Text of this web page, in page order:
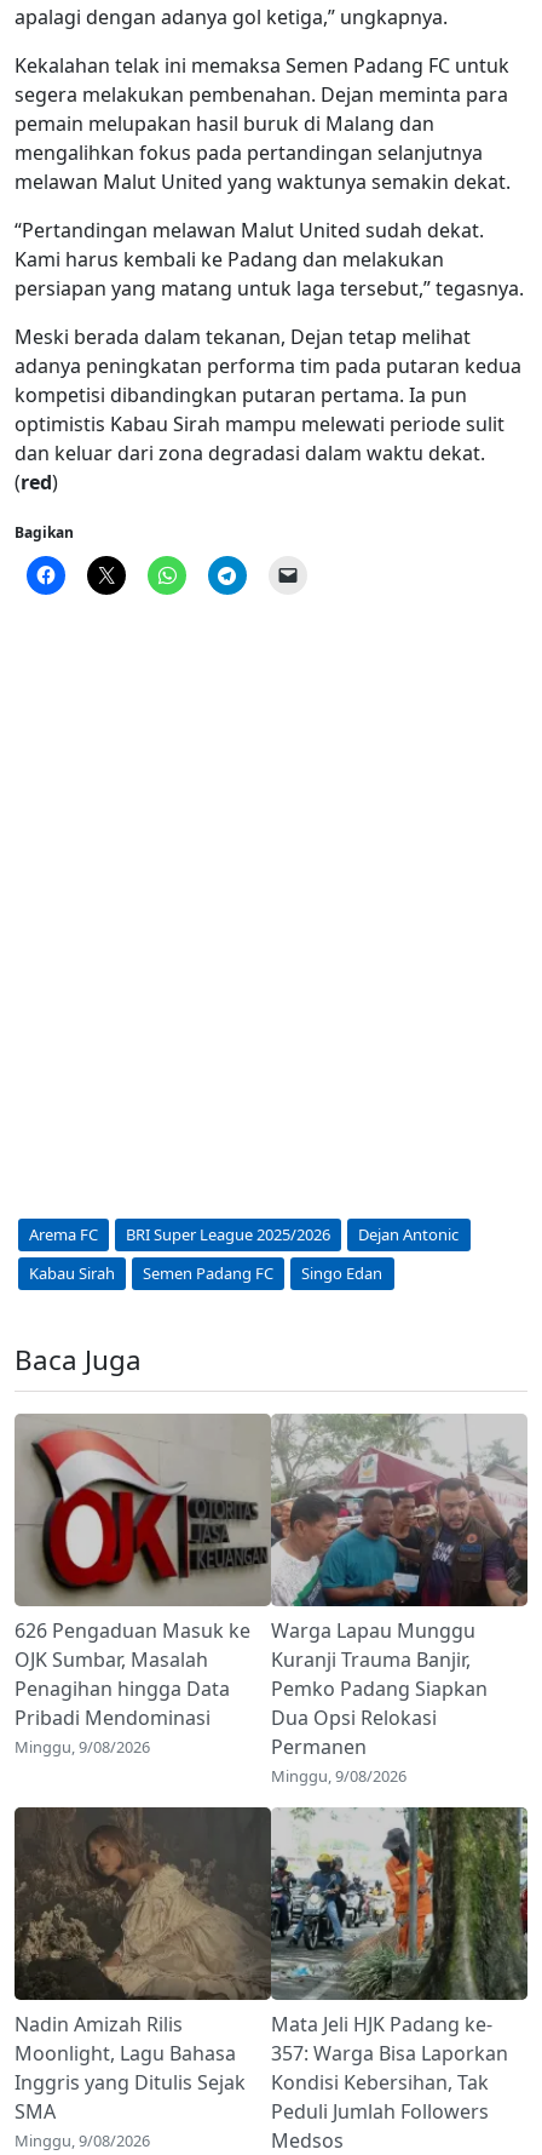
apalagi dengan adanya gol ketiga,” ungkapnya.
Kekalahan telak ini memaksa Semen Padang FC untuk
segera melakukan pembenahan. Dejan meminta para
pemain melupakan hasil buruk di Malang dan
mengalihkan fokus pada pertandingan selanjutnya
melawan Malut United yang waktunya semakin dekat.
“Pertandingan melawan Malut United sudah dekat.
Kami harus kembali ke Padang dan melakukan
persiapan yang matang untuk laga tersebut,” tegasnya.
Meski berada dalam tekanan, Dejan tetap melihat
adanya peningkatan performa tim pada putaran kedua
kompetisi dibandingkan putaran pertama. Ia pun
optimistis Kabau Sirah mampu melewati periode sulit
dan keluar dari zona degradasi dalam waktu dekat.
(red)
Bagikan
Arema FC BRI Super League 2025/2026
Dejan Antonic
Kabau Sirah
Semen Padang FC Singo Edan
Baca Juga
626 Pengaduan Masuk ke
OJK Sumbar, Masalah
Penagihan hingga Data
Pribadi Mendominasi
Minggu, 9/08/2026
Warga Lapau Munggu
Kuranji Trauma Banjir,
Pemko Padang Siapkan
Dua Opsi Relokasi
Permanen
Minggu, 9/08/2026
Nadin Amizah Rilis
Moonlight, Lagu Bahasa
Inggris yang Ditulis Sejak
SMA
Minggu, 9/08/2026
Mata Jeli HJK Padang ke-
357: Warga Bisa Laporkan
Kondisi Kebersihan, Tak
Peduli Jumlah Followers
Medsos